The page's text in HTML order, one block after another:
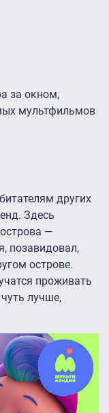
за окном,
мультфильмов
других
Здесь
—
позавидовал,
острове.
проживать
лучше,